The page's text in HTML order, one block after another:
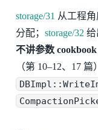
storage/31 从工程角
分配； storage/32 给
不讲参数 cookbook
（第 10–12、17